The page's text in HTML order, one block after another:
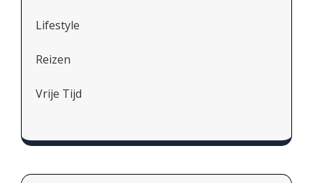
Lifestyle
Reizen
Vrije Tijd